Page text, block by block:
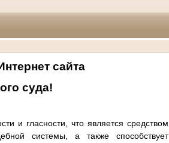
сайта
суда!
и гласности, что является средством
системы, а также способствует